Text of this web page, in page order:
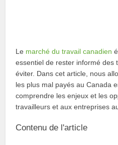
Le marché du travail canadien
essentiel de rester informé des
éviter. Dans cet article, nous
les plus mal payés au Canada
comprendre les enjeux et les
travailleurs et aux entreprises
Contenu de l'article